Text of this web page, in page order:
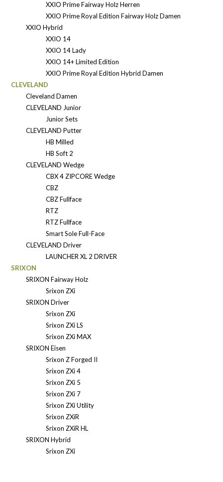
XXIO Prime Fairway Holz Herren
XXIO Prime Royal Edition Fairway Holz Damen
XXIO Hybrid
XXIO 14
XXIO 14 Lady
XXIO 14+ Limited Edition
XXIO Prime Royal Edition Hybrid Damen
CLEVELAND
Cleveland Damen
CLEVELAND Junior
Junior Sets
CLEVELAND Putter
HB Milled
HB Soft 2
CLEVELAND Wedge
CBX 4 ZIPCORE Wedge
CBZ
CBZ Fullface
RTZ
RTZ Fullface
Smart Sole Full-Face
CLEVELAND Driver
LAUNCHER XL 2 DRIVER
SRIXON
SRIXON Fairway Holz
Srixon ZXi
SRIXON Driver
Srixon ZXi
Srixon ZXi LS
Srixon ZXi MAX
SRIXON Eisen
Srixon Z Forged II
Srixon ZXi 4
Srixon ZXi 5
Srixon ZXi 7
Srixon ZXi Utility
Srixon ZXiR
Srixon ZXiR HL
SRIXON Hybrid
Srixon ZXi